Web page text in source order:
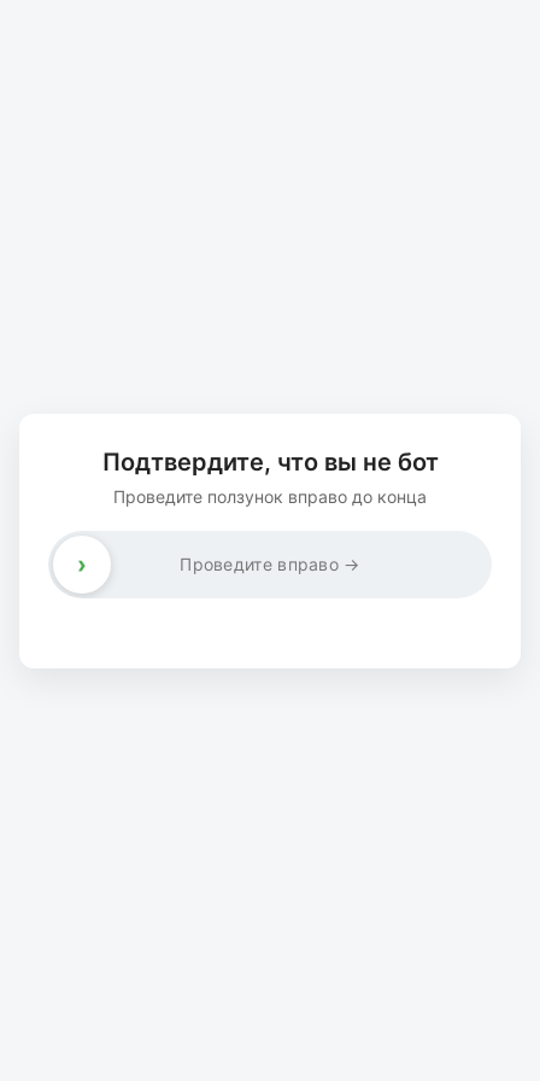
Подтвердите, что вы не бот
Проведите ползунок вправо до конца
Проведите вправо →
›